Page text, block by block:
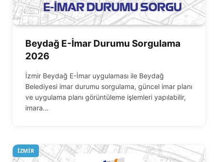
Beydağ E-İmar Durumu Sorgulama
2026
İzmir Beydağ E-İmar uygulaması ile Beydağ
Belediyesi imar durumu sorgulama, güncel imar planı
ve uygulama planı görüntüleme işlemleri yapılabilir,
imara…
İZMIR